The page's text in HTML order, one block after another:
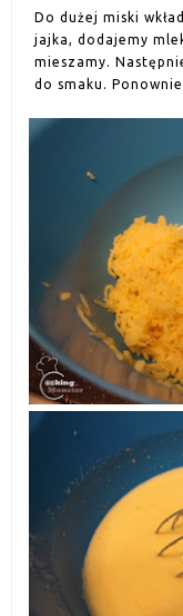
Do dużej miski
jajka, dodajemy
mieszamy.
do smaku.